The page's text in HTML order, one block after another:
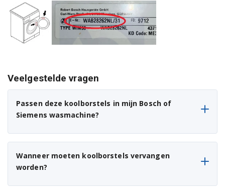
WAE2414021
WAE2414022
WAE2414030
WAE2414032
WAE2416E/25
WAE2416E25
WAE24361FF02
Veelgestelde vragen
Passen deze koolborstels in mijn Bosch of
Siemens wasmachine?
Wanneer moeten koolborstels vervangen
worden?